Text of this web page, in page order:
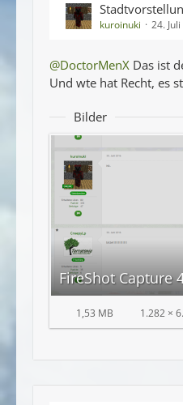
kuroinuki 24.
@DoctorMenX Das ist
Und wte hat Recht, es
Bilder
1,53 MB 1.282 ×